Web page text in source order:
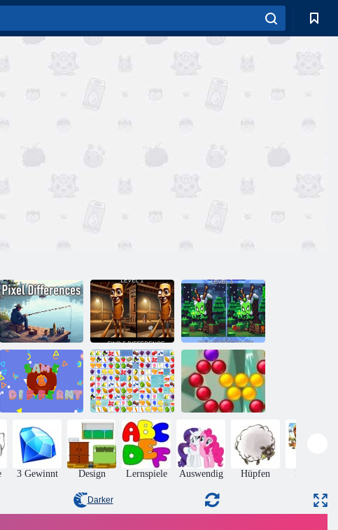
Pixelunterschiede
Dummheit
Damhur Sahur
Unterschied
Minecraft Lava
Chicken
Unterschied
Gleicher und
anderes Donut
Obstverbindung
Bubble Shooter
Saga
3 Gewinnt Design Lernspiele Auswendig Hüpfen Puzzles
Darker